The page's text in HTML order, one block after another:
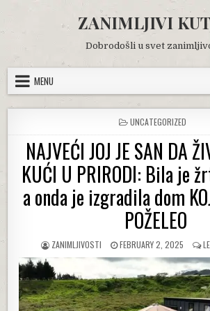
content
ZANIMLJIVI
Dobrodošli u svet
MENU
POSTED
IN
UNCATEGORIZED
NAJVEĆI JOJ JE SAN DA
KUĆI U PRIRODI: Bila je
a onda je izgradila dom
POŽELEO
AUTHOR:
ZANIMLJIVOSTI
PUBLISHED
DATE:
FEBRUARY 2, 2025